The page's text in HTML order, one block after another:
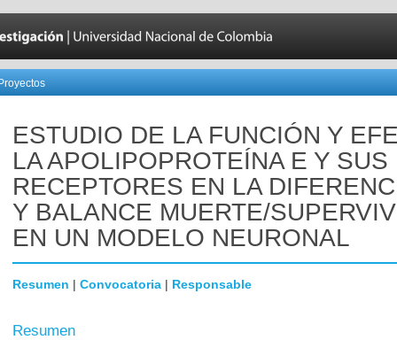
ESTUDIO DE LA FUNCIÓN Y
LA APOLIPOPROTEÍNA E Y SUS
RECEPTORES EN LA
Y BALANCE MUERTE/
EN UN MODELO NEURONAL
Resumen | Convocatoria | Responsable
Resumen